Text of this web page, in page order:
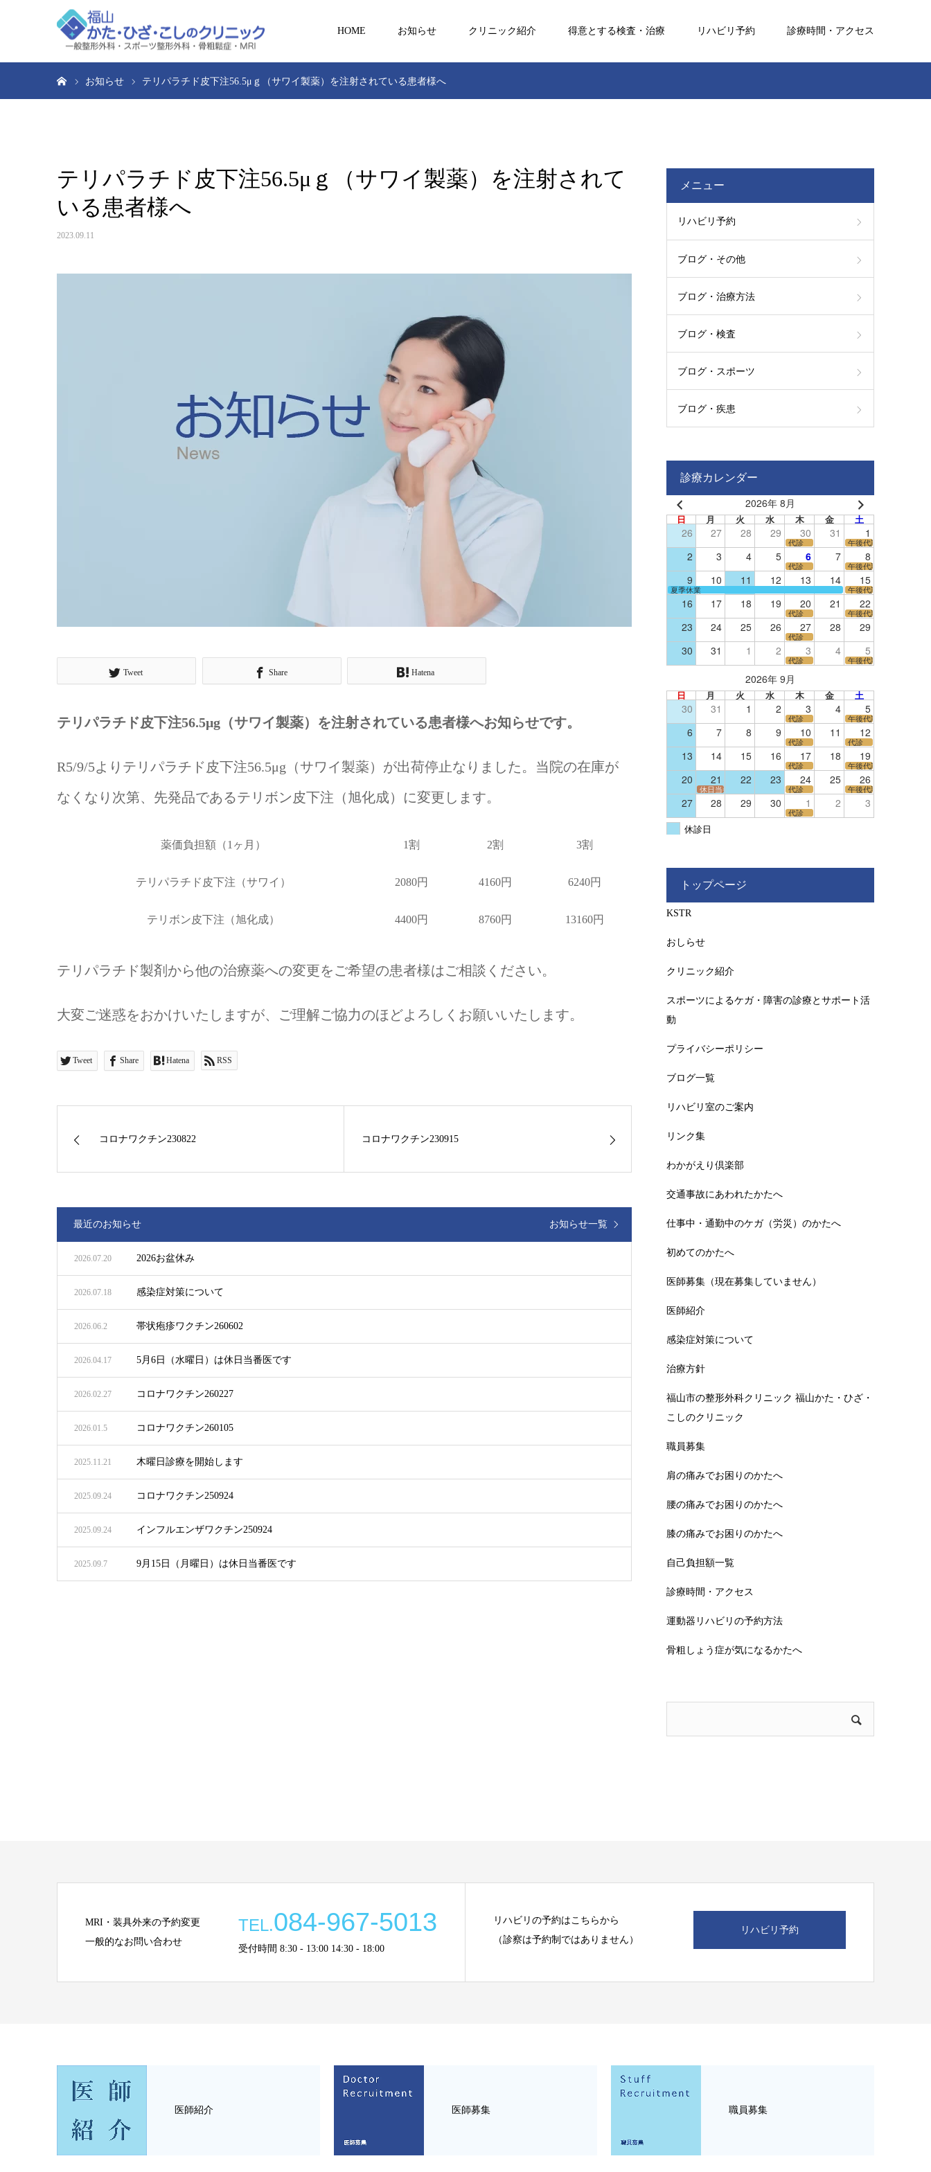
HOME お知らせ クリニック紹介 得意とする検査・治療 リハビリ予約 診療時間・アクセス
お知らせ テリパラチド皮下注56.5μｇ（サワイ製薬）を注射されている患者様へ
テリパラチド皮下注56.5μｇ（サワイ製薬）を注射されて
いる患者様へ
2023.09.11
Tweet Share Hatena
テリパラチド皮下注56.5μg（サワイ製薬）を注射されている患者様へお知らせです。
R5/9/5よりテリパラチド皮下注56.5μg（サワイ製薬）が出荷停止なりました。当院の在庫が
なくなり次第、先発品であるテリボン皮下注（旭化成）に変更します。
薬価負担額（1ヶ月） 1割 2割 3割
テリパラチド皮下注（サワイ） 2080円 4160円 6240円
テリボン皮下注（旭化成） 4400円 8760円 13160円
テリパラチド製剤から他の治療薬への変更をご希望の患者様はご相談ください。
大変ご迷惑をおかけいたしますが、ご理解ご協力のほどよろしくお願いいたします。
Tweet Share Hatena RSS
コロナワクチン230822 コロナワクチン230915
最近のお知らせ お知らせ一覧
2026お盆休み
2026.07.20
感染症対策について
2026.07.18
帯状疱疹ワクチン260602
2026.06.2
5月6日（水曜日）は休日当番医です
2026.04.17
コロナワクチン260227
2026.02.27
コロナワクチン260105
2026.01.5
木曜日診療を開始します
2025.11.21
コロナワクチン250924
2025.09.24
インフルエンザワクチン250924
2025.09.24
9月15日（月曜日）は休日当番医です
2025.09.7
メニュー
リハビリ予約
ブログ・その他
ブログ・治療方法
ブログ・検査
ブログ・スポーツ
ブログ・疾患
診療カレンダー
2026年 8月
日 月 火 水 木 金 土
26 27 28 29 30 31 1
代診 午後代診
2 3 4 5 6 7 8
代診 午後代診
9 10 11 12 13 14 15
夏季休業 午後代診
16 17 18 19 20 21 22
代診 午後代診
23 24 25 26 27 28 29
代診
30 31 1 2 3 4 5
代診 午後代診
2026年 9月
日 月 火 水 木 金 土
30 31 1 2 3 4 5
代診 午後代診
6 7 8 9 10 11 12
代診 代診
13 14 15 16 17 18 19
代診 午後代診
20 21 22 23 24 25 26
休日当番医 代診 午後代診
27 28 29 30 1 2 3
代診
休診日
トップページ
KSTR
おしらせ
クリニック紹介
スポーツによるケガ・障害の診療とサポート活
動
プライバシーポリシー
ブログ一覧
リハビリ室のご案内
リンク集
わかがえり倶楽部
交通事故にあわれたかたへ
仕事中・通勤中のケガ（労災）のかたへ
初めてのかたへ
医師募集（現在募集していません）
医師紹介
感染症対策について
治療方針
福山市の整形外科クリニック 福山かた・ひざ・
こしのクリニック
職員募集
肩の痛みでお困りのかたへ
腰の痛みでお困りのかたへ
膝の痛みでお困りのかたへ
自己負担額一覧
診療時間・アクセス
運動器リハビリの予約方法
骨粗しょう症が気になるかたへ
MRI・装具外来の予約変更
一般的なお問い合わせ
TEL.084-967-5013
受付時間 8:30 - 13:00 14:30 - 18:00
リハビリの予約はこちらから
（診察は予約制ではありません）
リハビリ予約
医師紹介 医師募集 職員募集